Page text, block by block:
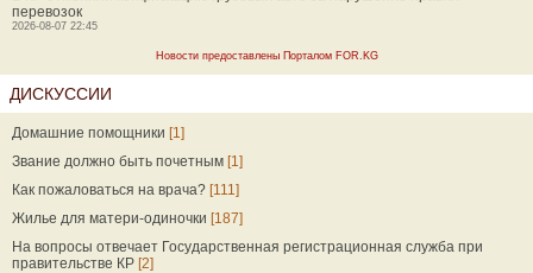
перевозок
2026-08-07 22:45
Новости предоставлены Порталом FOR.KG
ДИСКУССИИ
Домашние помощники [1]
Звание должно быть почетным [1]
Как пожаловаться на врача? [111]
Жилье для матери-одиночки [187]
На вопросы отвечает Государственная регистрационная служба при
правительстве КР [2]